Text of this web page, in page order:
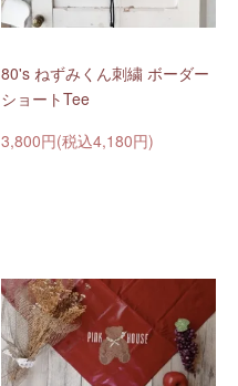
80's ねずみくん刺繍 ボーダー
ショートTee
3,800円(税込4,180円)